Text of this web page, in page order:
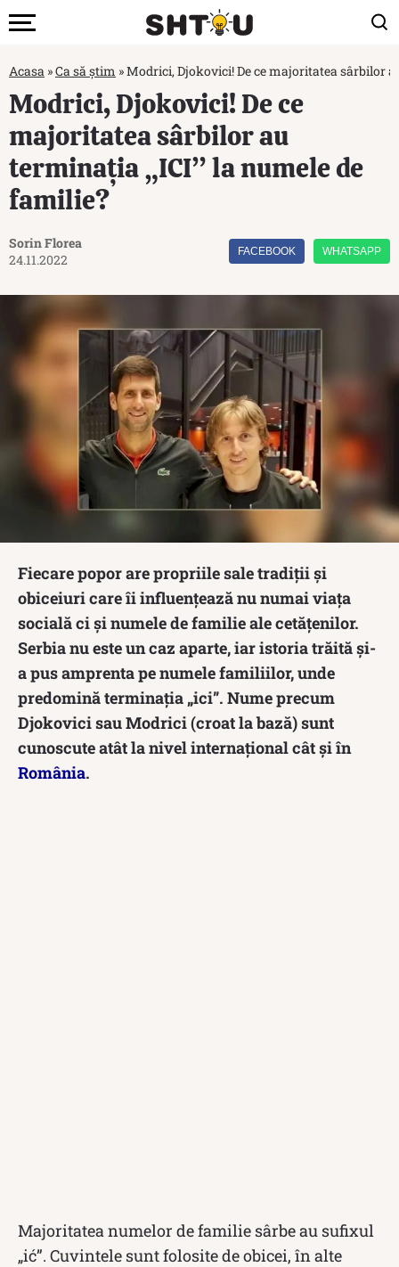
Acasa »Ca să știm »Modrici, Djokovici! De ce majoritatea sârbilor
Modrici, Djokovici! De ce
majoritatea sârbilor au
terminația „ICI” la numele de
familie?
Sorin Florea
24.11.2022
FACEBOOK WHATSAPP
Fiecare popor are propriile sale tradiții și
obiceiuri care îi influențează nu numai viața
socială ci și numele de familie ale cetățenilor.
Serbia nu este un caz aparte, iar istoria trăită și-
a pus amprenta pe numele familiilor, unde
predomină terminația „ici”. Nume precum
Djokovici sau Modrici (croat la bază) sunt
cunoscute atât la nivel internațional cât și în
România.
Majoritatea numelor de familie sârbe au sufixul
„ić”. Cuvintele sunt folosite de obicei, în alte